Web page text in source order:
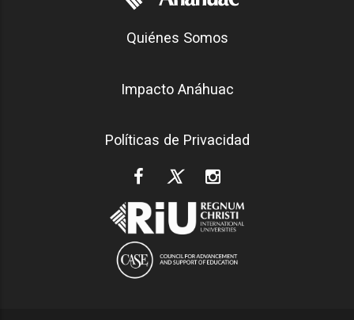
Generación Anáhuac
Quiénes Somos
Impacto Anáhuac
Políticas de Privacidad